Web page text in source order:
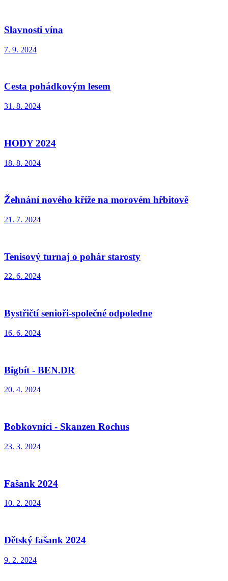
Slavnosti vína
7. 9. 2024
Cesta pohádkovým lesem
31. 8. 2024
HODY 2024
18. 8. 2024
Žehnání nového kříže na morovém hřbitově
21. 7. 2024
Tenisový turnaj o pohár starosty
22. 6. 2024
Bystřičtí senioři-společné odpoledne
16. 6. 2024
Bigbít - BEN.DR
20. 4. 2024
Bobkovníci - Skanzen Rochus
23. 3. 2024
Fašank 2024
10. 2. 2024
Dětský fašank 2024
9. 2. 2024